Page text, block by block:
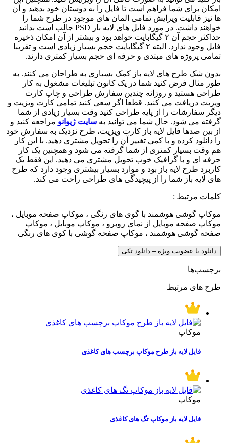
امکان برای شما فراهم است تا فایل را به دوستان خود بدهید و آن
ها نیز قابلیت ویرایش تمامی المان های موجود در طرح شما را
خواهند داشت. در مورد فایل های لایه باز PSD جالب است بدانید
حداکثر حجم آن ۲ گیگابایت خواهد بود و بیشتر از آن امکان ذخیره
فایل وجود ندارد. البته ۲ گیگابایت حجم بسیار زیادی است و تقریبا
تمامی پروژه های مبتدی و حرفه ای حجم بسیار کمتری دارند.
بدون شک طرح های لایه باز کمک بسیاری به طراحان می کنند. به
طور مثال فرض کنید شما در یک کانون تبلیغات مشغول به کار
طراحی هستید و روزانه چندین سفارش طراحی و چاپ کارت
ویزیت دریافت می کنید. قطعا اگر سعی کنید تمامی کارت ویزیت و
دیگر سفارشات را از پایه طراحی کنید وقت بسیار زیادی از شما
گرفته می شود. حال شما می توانید به سایت ژیوانو مراجعه کنید و
از بین صدها فایل لایه باز کارت ویزیت، طرح نزدیک به سفارش خود
را دانلود کرده و با کمی تغییر آن را تحویل مشتری دهید. با این کار
هم وقت بسیار کمتری از شما گرفته می شود و همچنین یک کار
حرفه ای و با گرافیک خوب تحویل مشتری می دهید. این فقط یک
کاربرد طرح لایه باز بود و موارد بسیار بیشتری وجود دارد که طرح
های لایه باز شما را از پیچیدگی های طراحی راحت می کند.
کلمات مرتبط :
موکاپ گوشی هوشمند با گوی های رنگی ، موکاپ صفحه موبایل ،
موکاپ صفحه موبایل از نمای روبرو ، موکاپ موبایل ، موکاپ
صفحه گوشی هوشمند ، موکاپ صفحه گوشی با کوی های رنگی
دانلود با عضویت ویژه – دانلود تکی
برچسب‌ها
طرح های مرتبط
موکاپ
فایل لایه باز طرح موکاپ برچسب های کاغذی
موکاپ
فایل لایه باز موکاپ تگ های کاغذی